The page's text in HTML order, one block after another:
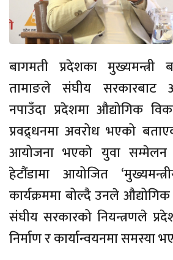
बागमती प्रदेशका मुख्यमन्त्री
तामाङले संघीय सरकारबाट
नपाउँदा प्रदेशमा औद्योगिक
प्रवद्र्धनमा अवरोध भएको
आयोजना भएको युवा सम्मेलन
हेटौंडामा आयोजित
कार्यक्रममा बोल्दै उनले औद्योगिक
संघीय सरकारको नियन्त्रणले
निर्माण र कार्यान्वयनमा समस्या